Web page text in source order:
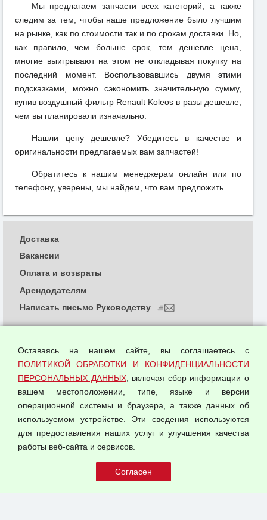
Мы предлагаем запчасти всех категорий, а также
следим за тем, чтобы наше предложение было лучшим
на рынке, как по стоимости так и по срокам доставки. Но,
как правило, чем больше срок, тем дешевле цена,
многие выигрывают на этом не откладывая покупку на
последний момент. Воспользовавшись двумя этими
подсказками, можно сэкономить значительную сумму,
купив воздушный фильтр Renault Koleos в разы дешевле,
чем вы планировали изначально.
Нашли цену дешевле? Убедитесь в качестве и
оригинальности предлагаемых вам запчастей!
Обратитесь к нашим менеджерам онлайн или по
телефону, уверены, мы найдем, что вам предложить.
© 2026 ООО "Феникс"
Политика обработки и конфиденциальности
персональных данных
Согласием на обработку персональных данных
Оферта оптовой купли-продажи
Публичная оферта
Доставка
Вакансии
Оплата и возвраты
Арендодателям
Написать письмо Руководству
Оставаясь на нашем сайте, вы соглашаетесь с
ПОЛИТИКОЙ ОБРАБОТКИ И КОНФИДЕНЦИАЛЬНОСТИ
ПЕРСОНАЛЬНЫХ ДАННЫХ, включая сбор информации о
вашем местоположении, типе, языке и версии
операционной системы и браузера, а также данных об
используемом устройстве. Эти сведения используются
для предоставления наших услуг и улучшения качества
работы веб-сайта и сервисов.